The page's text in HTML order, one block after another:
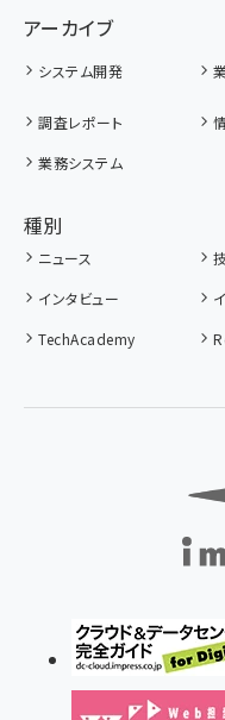
アーカイブ
システム開発
調査レポート
業務システム
種別
ニュース
インタビュー
TechAcademy